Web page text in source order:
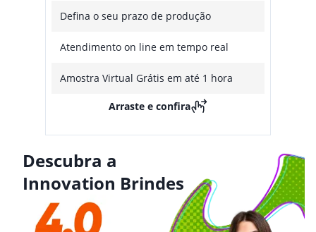
Defina o seu prazo de produção
Atendimento on line em tempo real
Amostra Virtual Grátis em até 1 hora
Arraste e confira
Descubra a
Innovation Brindes